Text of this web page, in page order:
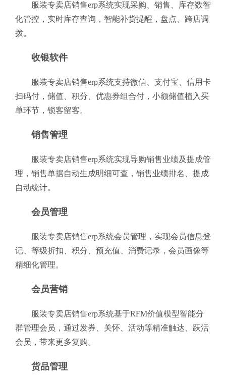
服装专卖店销售erp系统实现采购、销售、库存数智
化管控，实时库存查询，智能补货提醒，盘点、跨店调
拨。
收银软件
服装专卖店销售erp系统支持微信、支付宝、信用卡
扫码付，储值、积分、优惠券组合付，小额储值植入买
单环节，锁客留客。
销售管理
服装专卖店销售erp系统实现导购销售业绩及提成管
理，销售单据自动生成明细可查，销售业绩排名、提成
自动统计。
会员管理
服装专卖店销售erp系统会员管理，实现会员信息登
记、等级折扣、积分、预充值、消费记录，会员画像等
精细化管理。
会员营销
服装专卖店销售erp系统基于RFM价值模型智能分
群管理会员，通过发券、关怀、活动等精准触达、跃活
会员，带来更多复购。
货品管理